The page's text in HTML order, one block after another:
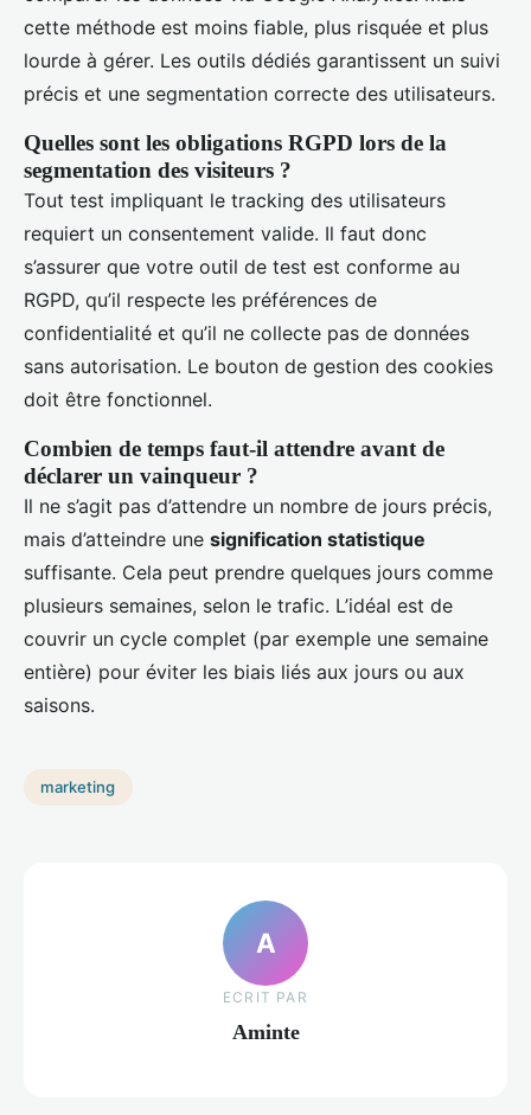
cette méthode est moins fiable, plus risquée et plus
lourde à gérer. Les outils dédiés garantissent un suivi
précis et une segmentation correcte des utilisateurs.
Quelles sont les obligations RGPD lors de la
segmentation des visiteurs ?
Tout test impliquant le tracking des utilisateurs
requiert un consentement valide. Il faut donc
s’assurer que votre outil de test est conforme au
RGPD, qu’il respecte les préférences de
confidentialité et qu’il ne collecte pas de données
sans autorisation. Le bouton de gestion des cookies
doit être fonctionnel.
Combien de temps faut-il attendre avant de
déclarer un vainqueur ?
Il ne s’agit pas d’attendre un nombre de jours précis,
mais d’atteindre une signification statistique
suffisante. Cela peut prendre quelques jours comme
plusieurs semaines, selon le trafic. L’idéal est de
couvrir un cycle complet (par exemple une semaine
entière) pour éviter les biais liés aux jours ou aux
saisons.
marketing
A
ECRIT PAR
Aminte